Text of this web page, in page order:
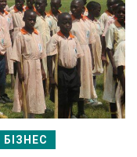
БІЗНЕС